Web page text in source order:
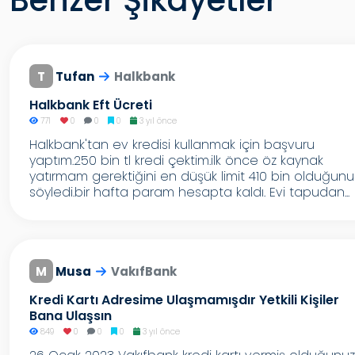
T Tufan Halkbank
Halkbank Eft Ücreti
771 0 0 0 3 yıl önce
Halkbank'tan ev kredisi kullanmak için başvuru
yaptım.250 bin tl kredi çektim.ilk önce öz kaynak
yatırmam gerektiğini en düşük limit 410 bin olduğunu
söyledi.bir hafta param hesapta kaldı. Evi tapudan...
M Musa VakıfBank
Kredi Kartı Adresime Ulaşmamışdır Yetkili Kişiler
Bana Ulaşsın
849 0 0 0 3 yıl önce